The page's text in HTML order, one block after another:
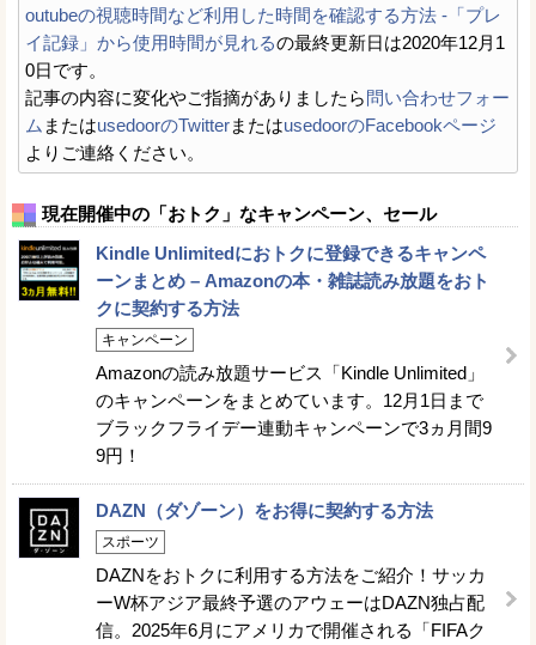
outubeの視聴時間など利用した時間を確認する方法 -「プレ
イ記録」から使用時間が見れるの最終更新日は2020年12月1
0日です。
記事の内容に変化やご指摘がありましたら問い合わせフォー
ム またはusedoorのTwitterまたはusedoorのFacebookページ
よりご連絡ください。
現在開催中の「おトク」なキャンペーン、セール
Kindle Unlimitedにおトクに登録できるキャンペ
ーンまとめ – Amazonの本・雑誌読み放題をおト
クに契約する方法
キャンペーン
Amazonの読み放題サービス「Kindle Unlimited」
のキャンペーンをまとめています。12月1日まで
ブラックフライデー連動キャンペーンで3ヵ月間9
9円！
DAZN（ダゾーン）をお得に契約する方法
スポーツ
DAZNをおトクに利用する方法をご紹介！サッカ
ーW杯アジア最終予選のアウェーはDAZN独占配
信。2025年6月にアメリカで開催される「FIFAク